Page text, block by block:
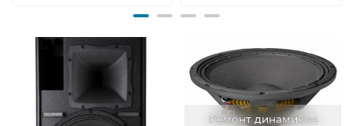
Ремонт динамиков